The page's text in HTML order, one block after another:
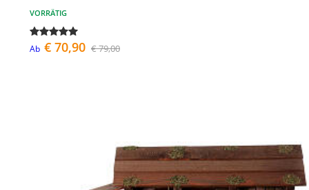
VORRÄTIG
Ab € 70,90 € 79,00